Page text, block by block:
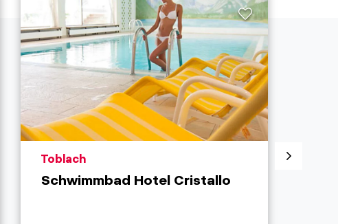
aria.poi_location_prefix
Toblach
Schwimmbad Hotel Cristallo